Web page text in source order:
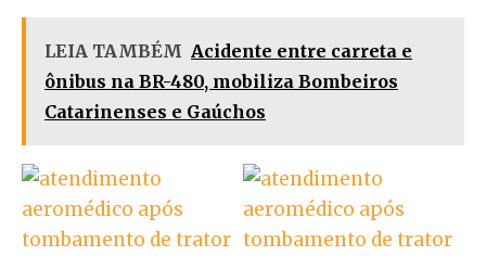
LEIA TAMBÉM Acidente entre carreta e
ônibus na BR-480, mobiliza Bombeiros
Catarinenses e Gaúchos